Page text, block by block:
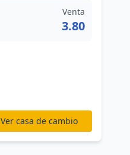
Venta
3.80
Ver casa de cambio